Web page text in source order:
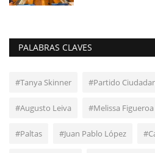
PALABRAS CLAVES
#Tanya Skinner #Partido
#Augusto Leiva #Melissa Figueroa
#Paltas #Juan Pablo López